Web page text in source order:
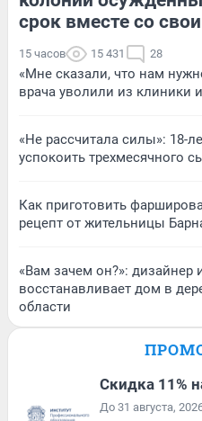
срок вместе со
15 часов 15 431 28
«Мне сказали, что нам
врача уволили из клиники
«Не рассчитала силы»: 18-
успокоить трехмесячного
Как приготовить
рецепт от жительницы
«Вам зачем он?»:
восстанавливает дом в
области
Скидка 11%
До 31 августа,